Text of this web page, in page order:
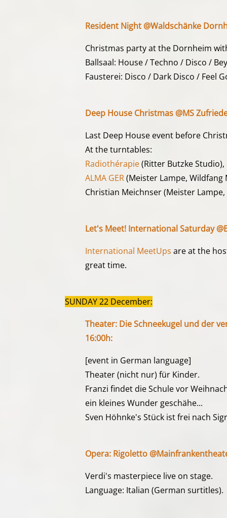
Resident Night @Waldschänke
Christmas party at the Dornheim
Ballsaal: House / Techno / Disco /
Fausterei: Disco / Dark Disco / Feel
Deep House Christmas @MS
Last Deep House event before
At the turntables:
Radiothérapie(Ritter Butzke Studio),
ALMA GER(Meister Lampe, Wildfang
Christian Meichnser (Meister
Let's Meet! International Saturday
International MeetUps are at the
great time.
SUNDAY 22 December:
Theater: Die Schneekugel und der
16:00h:
[event in German language]
Theater (nicht nur) für Kinder.
Franzi findet die Schule vor
ein kleines Wunder geschähe...
Sven Höhnke's Stück ist frei nach
Opera: Rigoletto
Verdi's masterpiece live on stage.
Language: Italian (German surtitles).